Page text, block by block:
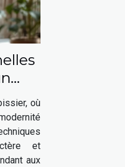
où
et
aux